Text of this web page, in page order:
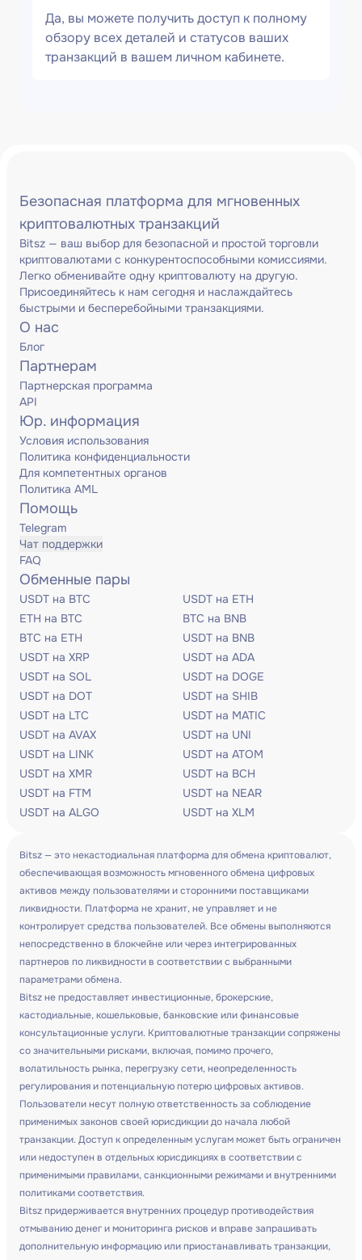
Да, вы можете получить доступ к полному
обзору всех деталей и статусов ваших
транзакций в вашем личном кабинете.
Безопасная платформа для мгновенных
криптовалютных транзакций
Bitsz — ваш выбор для безопасной и простой торговли
криптовалютами с конкурентоспособными комиссиями.
Легко обменивайте одну криптовалюту на другую.
Присоединяйтесь к нам сегодня и наслаждайтесь
быстрыми и бесперебойными транзакциями.
О нас
Блог
Партнерам
Партнерская программа
API
Юр. информация
Условия использования
Политика конфиденциальности
Для компетентных органов
Политика AML
Помощь
Telegram
Чат поддержки
FAQ
Обменные пары
USDT на BTC
USDT на ETH
ETH на BTC
BTC на BNB
BTC на ETH
USDT на BNB
USDT на XRP
USDT на ADA
USDT на SOL
USDT на DOGE
USDT на DOT
USDT на SHIB
USDT на LTC
USDT на MATIC
USDT на AVAX
USDT на UNI
USDT на LINK
USDT на ATOM
USDT на XMR
USDT на BCH
USDT на FTM
USDT на NEAR
USDT на ALGO
USDT на XLM
Bitsz — это некастодиальная платформа для обмена криптовалют,
обеспечивающая возможность мгновенного обмена цифровых
активов между пользователями и сторонними поставщиками
ликвидности. Платформа не хранит, не управляет и не
контролирует средства пользователей. Все обмены выполняются
непосредственно в блокчейне или через интегрированных
партнеров по ликвидности в соответствии с выбранными
параметрами обмена.
Bitsz не предоставляет инвестиционные, брокерские,
кастодиальные, кошельковые, банковские или финансовые
консультационные услуги. Криптовалютные транзакции сопряжены
со значительными рисками, включая, помимо прочего,
волатильность рынка, перегрузку сети, неопределенность
регулирования и потенциальную потерю цифровых активов.
Пользователи несут полную ответственность за соблюдение
применимых законов своей юрисдикции до начала любой
транзакции. Доступ к определенным услугам может быть ограничен
или недоступен в отдельных юрисдикциях в соответствии с
применимыми правилами, санкционными режимами и внутренними
политиками соответствия.
Bitsz придерживается внутренних процедур противодействия
отмыванию денег и мониторинга рисков и вправе запрашивать
дополнительную информацию или приостанавливать транзакции,